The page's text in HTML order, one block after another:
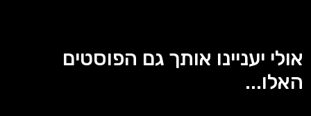
אולי יעניינו אותך גם הפוסטים
האלו...